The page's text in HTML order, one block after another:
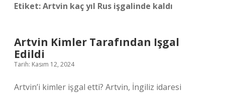
Etiket:Artvin kaç yıl Rus işgalinde kaldı
Artvin Kimler Tarafından Işgal
Edildi
Tarih: Kasım 12, 2024
Artvin’i kimler işgal etti? Artvin, İngiliz idaresi